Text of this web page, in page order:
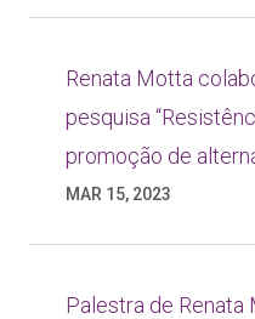
Renata Motta
pesquisa
promoção de
MAR 15, 2023
Palestra de Renata